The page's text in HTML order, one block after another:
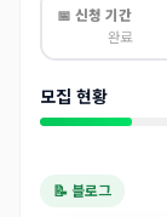
📅 신청 기간
완료
모집 현황
📝 블로그